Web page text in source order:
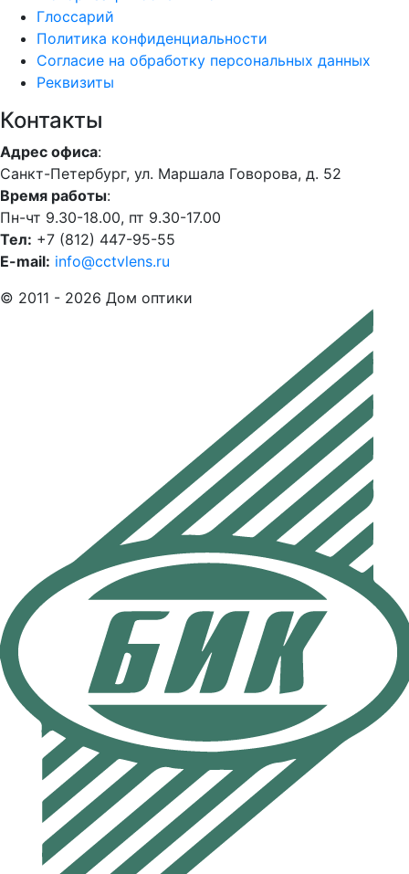
Глоссарий
Политика конфиденциальности
Согласие на обработку персональных данных
Реквизиты
Контакты
Адрес офиса:
Санкт-Петербург, ул. Маршала Говорова, д. 52
Время работы:
Пн-чт 9.30-18.00, пт 9.30-17.00
Тел: +7 (812) 447-95-55
E-mail: info@cctvlens.ru
© 2011 - 2026 Дом оптики